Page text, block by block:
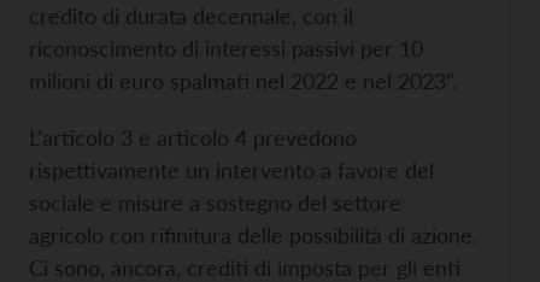
credito di durata decennale, con il
riconoscimento di interessi passivi per 10
milioni di euro spalmati nel 2022 e nel 2023”.
L’articolo 3 e articolo 4 prevedono
rispettivamente un intervento a favore del
sociale e misure a sostegno del settore
agricolo con rifinitura delle possibilità di azione.
Ci sono, ancora, crediti di imposta per gli enti